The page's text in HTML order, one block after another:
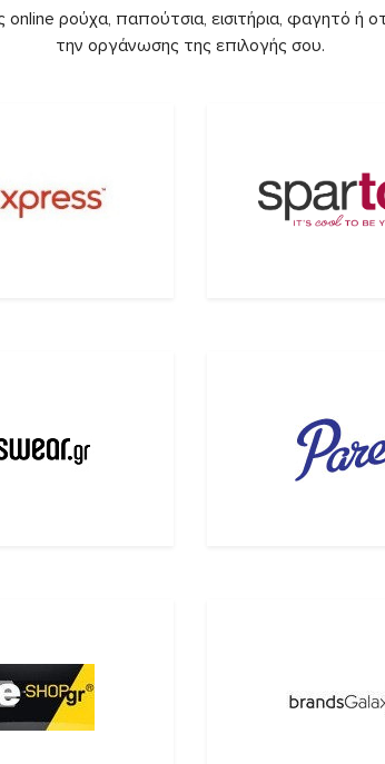
ρούχα, παπούτσια, εισιτήρια, φαγητό ή
την οργάνωσης της επιλογής σου.